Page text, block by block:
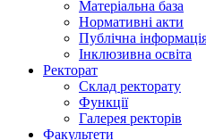
Матеріальна база
Нормативні акти
Публічна
Інклюзивна освіта
Ректорат
Склад ректорату
Функції
Галерея ректорів
Факультети